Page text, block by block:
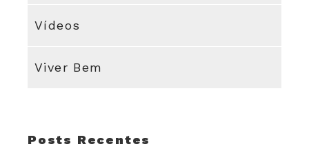
Vídeos
Viver Bem
Posts Recentes